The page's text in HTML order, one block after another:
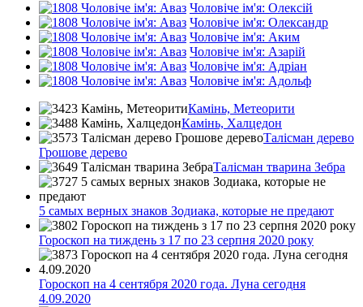
Чоловіче ім'я: Олексій
Чоловіче ім'я: Олександр
Чоловіче ім'я: Аким
Чоловіче ім'я: Азарій
Чоловіче ім'я: Адріан
Чоловіче ім'я: Адольф
Камінь, Метеорити
Камінь, Халцедон
Талісман дерево
Грошове дерево
Талісман тварина Зебра
5 самых верных знаков Зодиака, которые не предают
Гороскоп на тиждень з 17 по 23 серпня 2020 року
Гороскоп на 4 сентября 2020 года. Луна сегодня
4.09.2020